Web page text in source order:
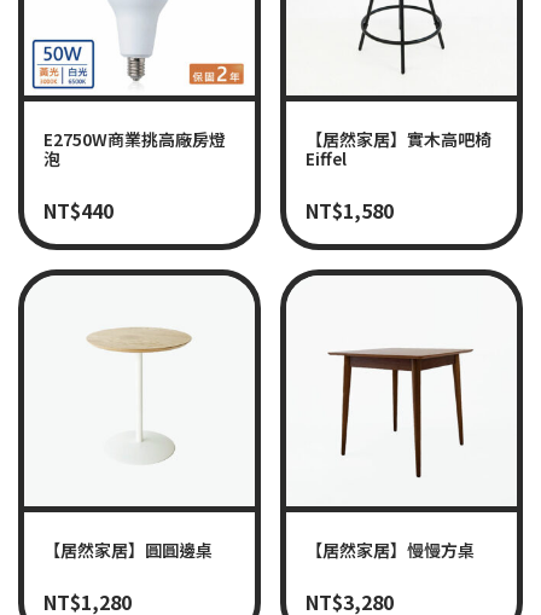
E2750W商業挑高廠房燈
泡
NT$440
【居然家居】實木高吧椅
Eiffel
NT$1,580
【居然家居】圓圓邊桌
NT$1,280
【居然家居】慢慢方桌
NT$3,280